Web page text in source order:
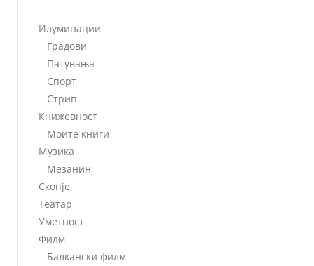
Илуминации
Градови
Патувања
Спорт
Стрип
Книжевност
Моите книги
Музика
Мезанин
Скопје
Театар
Уметност
Филм
Балкански филм